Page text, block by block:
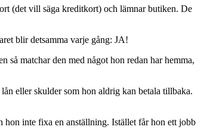
(det vill säga kreditkort) och lämnar butiken. De
blir detsamma varje gång: JA!
matchar den med något hon redan har hemma,
eller skulder som hon aldrig kan betala tillbaka.
hon inte fixa en anställning. Istället får hon ett jobb